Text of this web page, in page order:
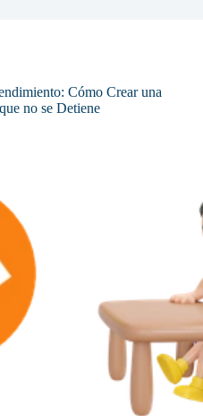
Cómo Crear una
no se Detiene